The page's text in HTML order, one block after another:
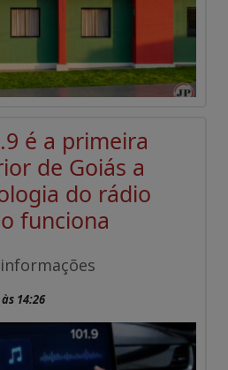
é a primeira
de Goiás a
do rádio
funciona
14:26